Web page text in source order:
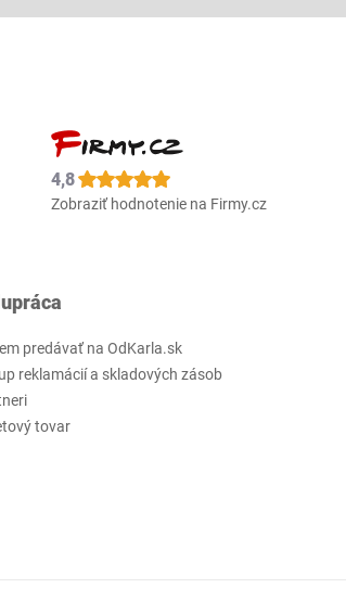
4,8
Zobraziť hodnotenie na Firmy.cz
predávať na OdKarla.sk
reklamácií a skladových zásob
tovar